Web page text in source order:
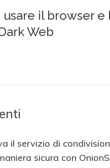
il servizio di
sicura con